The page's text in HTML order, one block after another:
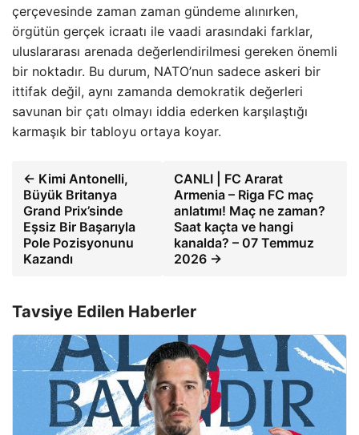
çerçevesinde zaman zaman gündeme alınırken,
örgütün gerçek icraatı ile vaadi arasındaki farklar,
uluslararası arenada değerlendirilmesi gereken önemli
bir noktadır. Bu durum, NATO’nun sadece askeri bir
ittifak değil, aynı zamanda demokratik değerleri
savunan bir çatı olmayı iddia ederken karşılaştığı
karmaşık bir tabloyu ortaya koyar.
← Kimi Antonelli,
Büyük Britanya
Grand Prix’sinde
Eşsiz Bir Başarıyla
Pole Pozisyonunu
Kazandı
CANLI | FC Ararat
Armenia – Riga FC maç
anlatımı! Maç ne zaman?
Saat kaçta ve hangi
kanalda? – 07 Temmuz
2026 →
Tavsiye Edilen Haberler